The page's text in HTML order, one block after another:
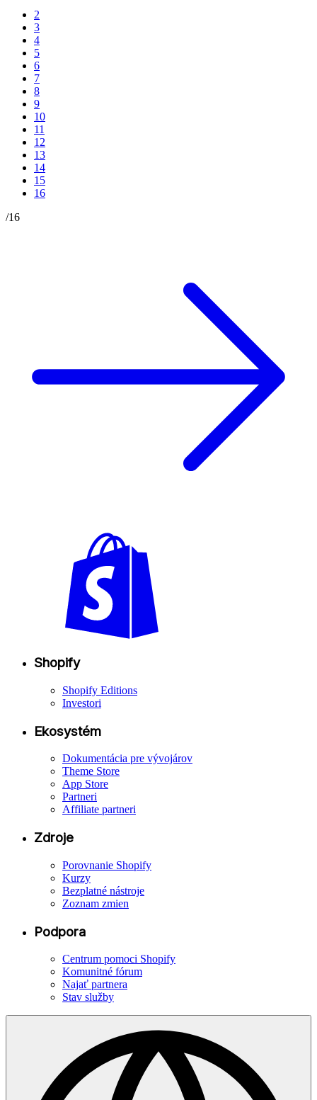
2
3
4
5
6
7
8
9
10
11
12
13
14
15
16
/16
Shopify
Shopify Editions
Investori
Ekosystém
Dokumentácia pre vývojárov
Theme Store
App Store
Partneri
Affiliate partneri
Zdroje
Porovnanie Shopify
Kurzy
Bezplatné nástroje
Zoznam zmien
Podpora
Centrum pomoci Shopify
Komunitné fórum
Najať partnera
Stav služby